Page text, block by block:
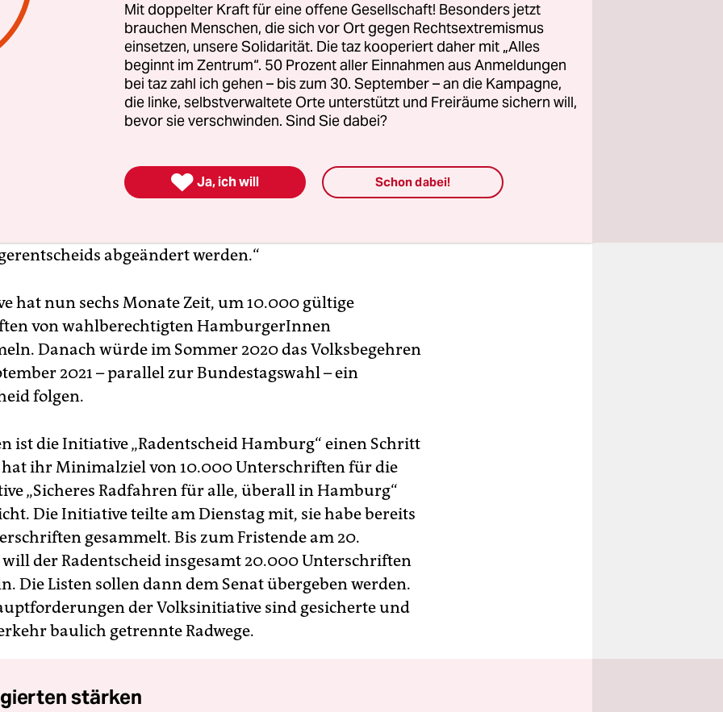
Mitspracherecht sei vielen Menschen vor allem bei
in ihrer Nachbarschaft wichtig, betont Fiedler, die zur
der neuen Volksinitiative gewählt wurde,
mit dem Demokratie-Aktivisten Gregor Hackmack und
der Initiative Unser Mühlenkamp, Bernd Kroll.
dürfen ab dem Tag ihrer Anmeldung nicht mehr be-
werden“, heißt es in dem Text der Volksinitiative. Und
abgeändert werden.“
hat nun sechs Monate Zeit, um 10.000 gültige
von wahlberechtigten HamburgerInnen
Danach würde im Sommer 2020 das Volksbegehren
2021 – parallel zur Bundestagswahl – ein
folgen.
ist die Initiative „Radentscheid Hamburg“ einen Schritt
ihr Minimalziel von 10.000 Unterschriften für die
„Sicheres Radfahren für alle, überall in Hamburg“
Die Initiative teilte am Dienstag mit, sie habe bereits
gesammelt. Bis zum Fristende am 20.
will der Radentscheid insgesamt 20.000 Unterschriften
Die Listen sollen dann dem Senat übergeben werden.
der Volksinitiative sind gesicherte und
baulich getrennte Radwege.
stärken
Mit doppelter Kraft für eine offene Gesellschaft! Besonders jetzt
brauchen Menschen, die sich vor Ort gegen Rechtsextremismus
einsetzen, unsere Solidarität. Die taz kooperiert daher mit „Alles
beginnt im Zentrum“. 50 Prozent aller Einnahmen aus Anmeldungen
bei taz zahl ich gehen – bis zum 30. September – an die Kampagne,
die linke, selbstverwaltete Orte unterstützt und Freiräume sichern will,
bevor sie verschwinden. Sind Sie dabei?
 Ja, ich will Schon dabei!